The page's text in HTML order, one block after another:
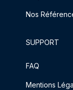
Nos
SUPPORT
FAQ
Mentions